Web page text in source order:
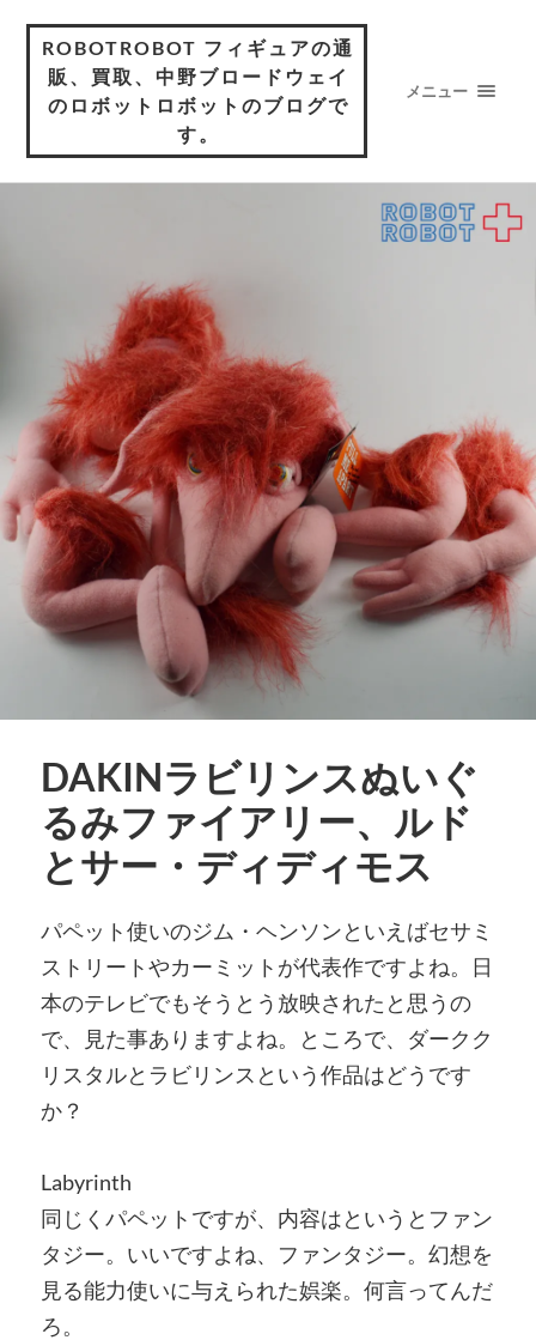
ROBOTROBOT フィギュアの通
販、買取、中野ブロードウェイ
のロボットロボットのブログで
す。
メニュー
DAKINラビリンスぬいぐ
るみファイアリー、ルド
とサー・ディディモス
パペット使いのジム・ヘンソンといえばセサミ
ストリートやカーミットが代表作ですよね。日
本のテレビでもそうとう放映されたと思うの
で、見た事ありますよね。ところで、ダークク
リスタルとラビリンスという作品はどうです
か？
Labyrinth
同じくパペットですが、内容はというとファン
タジー。いいですよね、ファンタジー。幻想を
見る能力使いに与えられた娯楽。何言ってんだ
ろ。